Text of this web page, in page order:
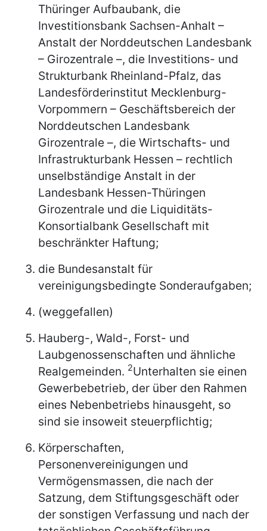
Thüringer Aufbaubank, die
Investitionsbank Sachsen-Anhalt –
Anstalt der Norddeutschen Landesbank
– Girozentrale –, die Investitions- und
Strukturbank Rheinland-Pfalz, das
Landesförderinstitut Mecklenburg-
Vorpommern – Geschäftsbereich der
Norddeutschen Landesbank
Girozentrale –, die Wirtschafts- und
Infrastrukturbank Hessen – rechtlich
unselbständige Anstalt in der
Landesbank Hessen-Thüringen
Girozentrale und die Liquiditäts-
Konsortialbank Gesellschaft mit
beschränkter Haftung;
die Bundesanstalt für
vereinigungsbedingte Sonderaufgaben;
(weggefallen)
Hauberg-, Wald-, Forst- und
Laubgenossenschaften und ähnliche
Realgemeinden. 2Unterhalten sie einen
Gewerbebetrieb, der über den Rahmen
eines Nebenbetriebs hinausgeht, so
sind sie insoweit steuerpflichtig;
Körperschaften,
Personenvereinigungen und
Vermögensmassen, die nach der
Satzung, dem Stiftungsgeschäft oder
der sonstigen Verfassung und nach der